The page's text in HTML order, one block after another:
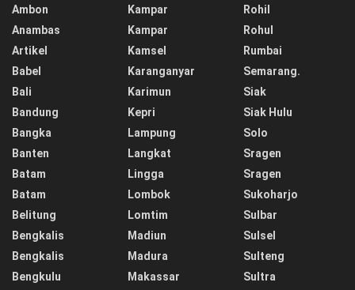
Ambon
Anambas
Artikel
Babel
Bali
Bandung
Bangka
Banten
Batam
Batam
Belitung
Bengkalis
Bengkalis
Bengkulu
Kampar
Kampar
Kamsel
Karanganyar
Karimun
Kepri
Lampung
Langkat
Lingga
Lombok
Lomtim
Madiun
Madura
Makassar
Rohil
Rohul
Rumbai
Semarang.
Siak
Siak Hulu
Solo
Sragen
Sragen
Sukoharjo
Sulbar
Sulsel
Sulteng
Sultra